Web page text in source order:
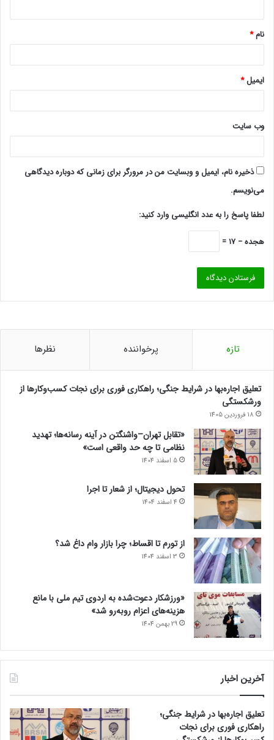
*
نام*
ایمیل*
وب‌ سایت
ذخیره نام، ایمیل و وبسایت من در مرورگر برای زمانی که دوباره دیدگاهی
می‌نویسم.
لطفا پاسخ را به عدد انگلیسی وارد کنید:
هجده − 17 =
تازه پرخواننده نظرها
تعلیق اجاره‌بها در شرایط جنگی؛ راهکاری فوری برای نجات کسب‌وکارها از
ورشکستگی
18 فروردین 1405
«تقابل تهران–واشنگتن در آینه رسانه‌ها؛ تهدید
نظامی تا چه حد واقعی است»
5 اسفند 1404
تحول دیجیتال؛ از شعار تا اجرا
4 اسفند 1404
از تورم تا اقساط؛ چرا بازار وام داغ شد؟
3 اسفند 1404
«ورزشکار دعوت‌شده به اردوی تیم ملی با مانع
هزینه‌های اعزام روبه‌رو شد»
29 بهمن 1404
آخرین اخبار
تعلیق اجاره‌بها در شرایط جنگی؛
راهکاری فوری برای نجات